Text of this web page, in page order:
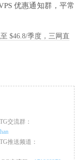
优惠通知群，平常
$46.8/季度，三网直
交流群：
推送频道：